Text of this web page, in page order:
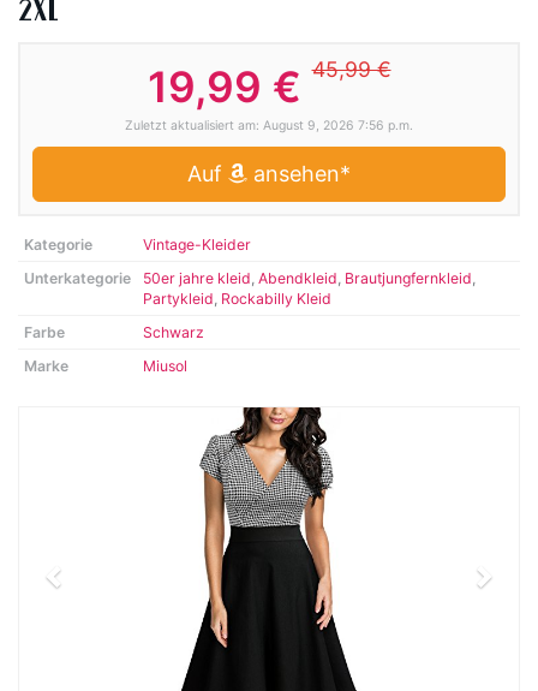
2XL
19,99 €45,99 €
Zuletzt aktualisiert am: August 9, 2026 7:56 p.m.
Auf ansehen*
Kategorie
Vintage-Kleider
Unterkategorie
50er jahre kleid, Abendkleid, Brautjungfernkleid,
Partykleid, Rockabilly Kleid
Farbe
Schwarz
Marke
Miusol